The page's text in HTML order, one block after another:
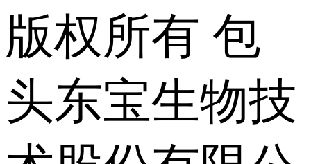
版权所有 包
头东宝生物技